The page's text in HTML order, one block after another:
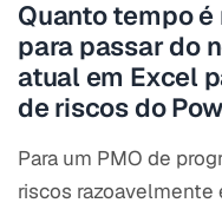
Quanto tempo
para passar do
atual em Excel
de riscos do
Para um PMO de
riscos razoavelmente